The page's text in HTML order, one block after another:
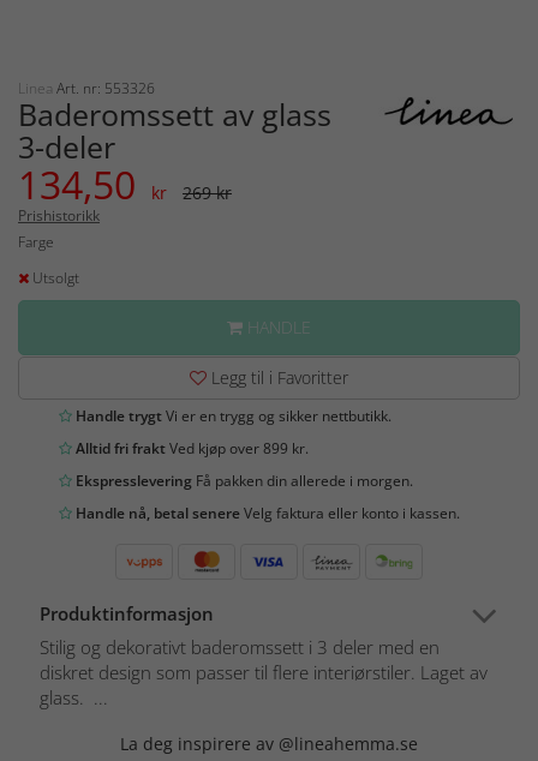
Linea Art. nr: 553326
Baderomssett av glass
3-deler
134,50 kr 269 kr
Prishistorikk
Farge
Utsolgt
HANDLE
Legg til i Favoritter
Handle trygtVi er en trygg og sikker nettbutikk.
Alltid fri fraktVed kjøp over 899 kr.
Ekspresslevering Få pakken din allerede i morgen.
Handle nå, betal senereVelg faktura eller konto i kassen.
Produktinformasjon
Stilig og dekorativt baderomssett i 3 deler med en
diskret design som passer til flere interiørstiler. Laget av
glass. ...
La deg inspirere av @lineahemma.se